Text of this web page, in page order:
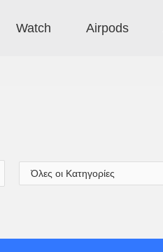
Watch Airpods